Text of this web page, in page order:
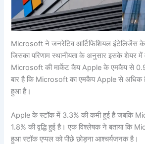
Microsoft ने जनरेटिव आर्टिफिशियल इंटेलिजेंस के
जिसका परिणाम स्थानीयता के अनुसार इसके शेयर में
Microsoft की मार्केट कैप Apple के एमकैप से
बार है कि Microsoft का एमकैप Apple से
हुआ है।
Apple के स्टॉक में 3.3% की कमी हुई है जबकि
1.8% की वृद्धि हुई है। एक विश्लेषक ने बताया कि
हुआ स्टॉक एप्पल को पीछे छोड़ना आश्चर्यजनक है।